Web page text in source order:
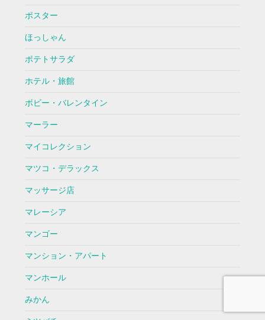
ポスター
ほっしゃん
ポテトサラダ
ホテル・旅館
ボビー・バレンタイン
マーラー
マイコレクション
マツコ・デラックス
マッサージ店
マレーシア
マンゴー
マンション・アパート
マンホール
みかん